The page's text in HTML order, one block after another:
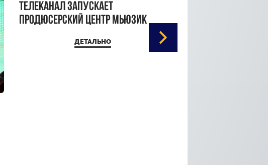
Телеканал запускает
продюсерский центр Мьюзик
ДЕТАЛЬНО